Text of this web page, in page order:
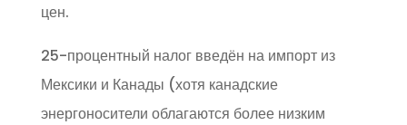
цен.
25-процентный налог введён на импорт из
Мексики и Канады (хотя канадские
энергоносители облагаются более низким